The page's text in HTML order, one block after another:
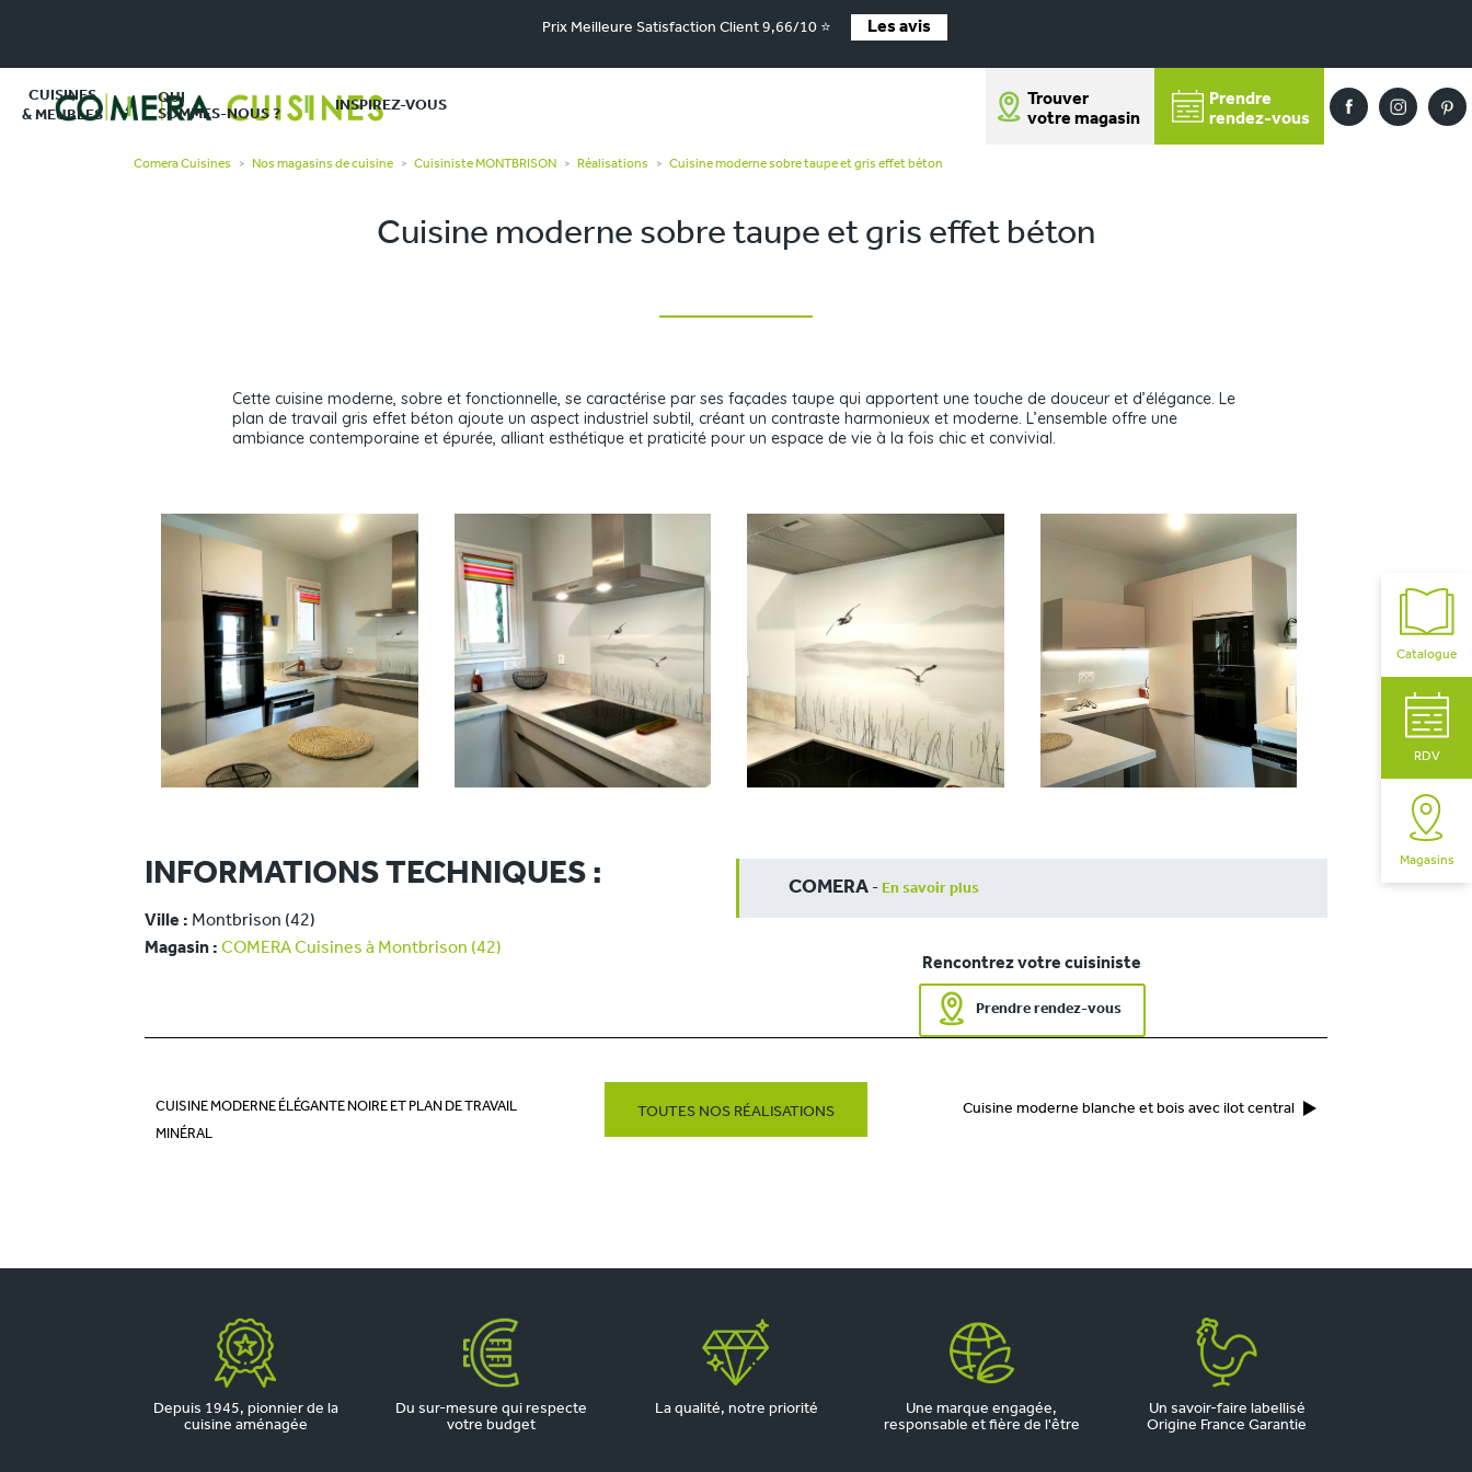
Prix Meilleure Satisfaction Client 9,66/10 ⭐ Les avis
CUISINES
& MEUBLES
QUI
SOMMES-NOUS ?
INSPIREZ-VOUS
Trouver
votre magasin
Prendre
rendez-vous
Catalogue
RDV
Magasins
Comera Cuisines > Nos magasins de cuisine > Cuisiniste MONTBRISON > Réalisations > Cuisine moderne sobre taupe et gris effet béton
Cuisine moderne sobre taupe et gris effet béton
Cette cuisine moderne, sobre et fonctionnelle, se caractérise par ses façades taupe qui apportent une touche de douceur et d’élégance. Le
plan de travail gris effet béton ajoute un aspect industriel subtil, créant un contraste harmonieux et moderne. L’ensemble offre une
ambiance contemporaine et épurée, alliant esthétique et praticité pour un espace de vie à la fois chic et convivial.
INFORMATIONS TECHNIQUES :
Ville : Montbrison (42)
Magasin : COMERA Cuisines à Montbrison (42)
COMERA - En savoir plus
Rencontrez votre cuisiniste
Prendre rendez-vous
CUISINE MODERNE ÉLÉGANTE NOIRE ET PLAN DE TRAVAIL
MINÉRAL
TOUTES NOS RÉALISATIONS Cuisine moderne blanche et bois avec ilot central
Depuis 1945, pionnier de la
cuisine aménagée
Du sur-mesure qui respecte
votre budget
La qualité, notre priorité
Une marque engagée,
responsable et fière de l'être
Un savoir-faire labellisé
Origine France Garantie